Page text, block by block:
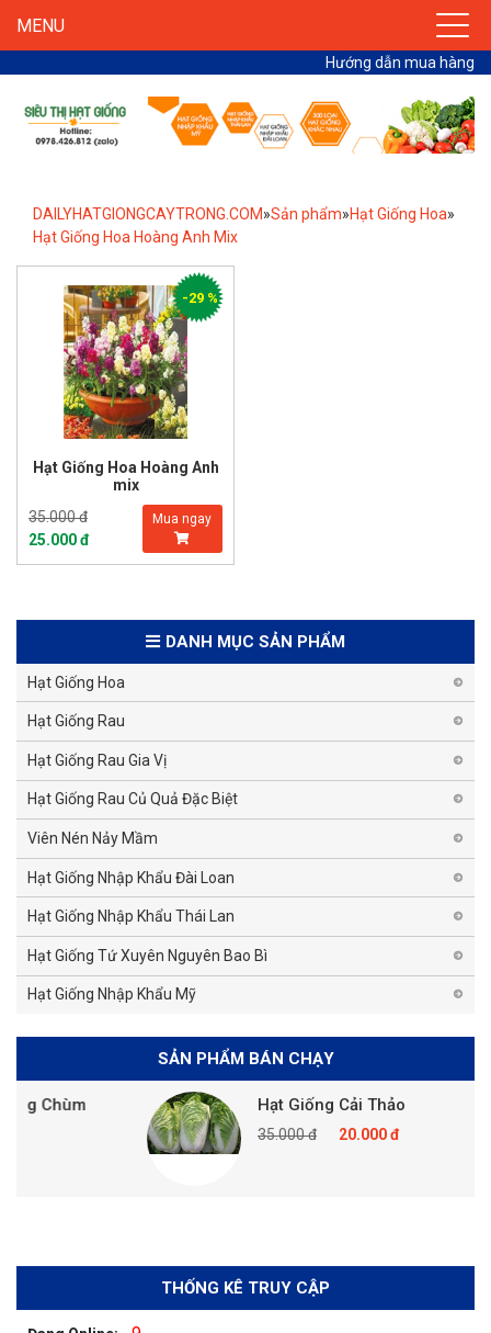
MENU
Hướng dẫn mua hàng
DAILYHATGIONGCAYTRONG.COM»Sản phẩm»Hạt Giống Hoa»
Hạt Giống Hoa Hoàng Anh Mix
Hạt Giống Hoa Hoàng Anh
mix
35.000 đ
25.000 đ
Mua ngay
-29 %
DANH MỤC SẢN PHẨM
Hạt Giống Hoa
Hạt Giống Rau
Hạt Giống Rau Gia Vị
Hạt Giống Rau Củ Quả Đặc Biệt
Viên Nén Nảy Mầm
Hạt Giống Nhập Khẩu Đài Loan
Hạt Giống Nhập Khẩu Thái Lan
Hạt Giống Tứ Xuyên Nguyên Bao Bì
Hạt Giống Nhập Khẩu Mỹ
SẢN PHẨM BÁN CHẠY
Chùm Hạt Giống Cải Thảo
35.000 đ 20.000 đ
THỐNG KÊ TRUY CẬP